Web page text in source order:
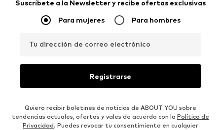
Suscríbete a la Newsletter y recibe ofertas exclusivas
Para mujeres Para hombres
Tu dirección de correo electrónico
Registrarse
Quiero recibir boletines de noticias de ABOUT YOU sobre
tendencias actuales, ofertas y vales de acuerdo con la Política de
Privacidad. Puedes revocar tu consentimiento en cualquier